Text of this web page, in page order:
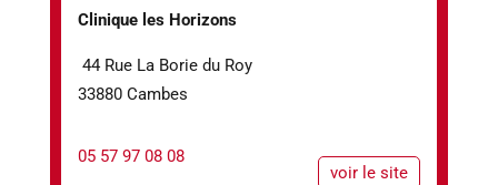
Clinique les Horizons
44 Rue La Borie du Roy
33880 Cambes
05 57 97 08 08
voir le site